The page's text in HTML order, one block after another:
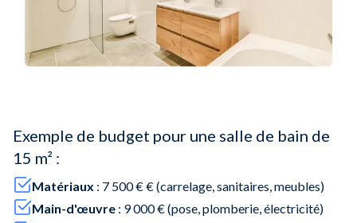
Exemple de budget pour une salle de bain de
15 m² :
Matériaux : 7 500 € € (carrelage, sanitaires, meubles)
Main-d'œuvre : 9 000 € (pose, plomberie, électricité)